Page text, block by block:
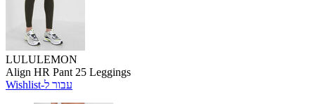
LULULEMON
Align HR Pant 25 Leggings
Wishlist-עבור ל